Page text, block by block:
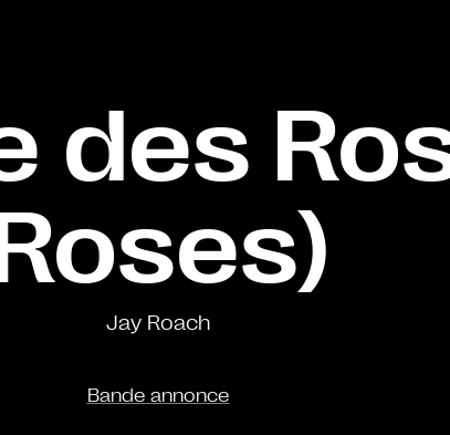
des
Jay Roach
Bande annonce